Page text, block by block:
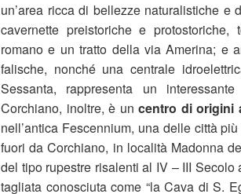
un’area ricca di bellezze naturalistiche e
cavernette preistoriche e
romano e un tratto della via Amerina; e
falische, nonché una centrale
Sessanta, rappresenta un
Corchiano, inoltre, è un centro di origini
nell’antica Fescennium, una delle città
fuori da Corchiano, in località Madonna
del tipo rupestre risalenti al IV – III
tagliata conosciuta come “la Cava di S.